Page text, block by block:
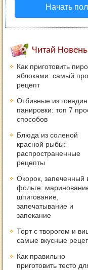
Начать
Читай
Как приготовить
яблоками: самый
рецепт
Отбивные из
панировки: топ 7
способов
Блюда из соленой
красной рыбы:
распространенные
рецепты
Окорок, запеченный
фольге:
шпигование,
запечатывание и
запекание
Торт с творогом и
самые вкусные
Как правильно
приготовить тесто